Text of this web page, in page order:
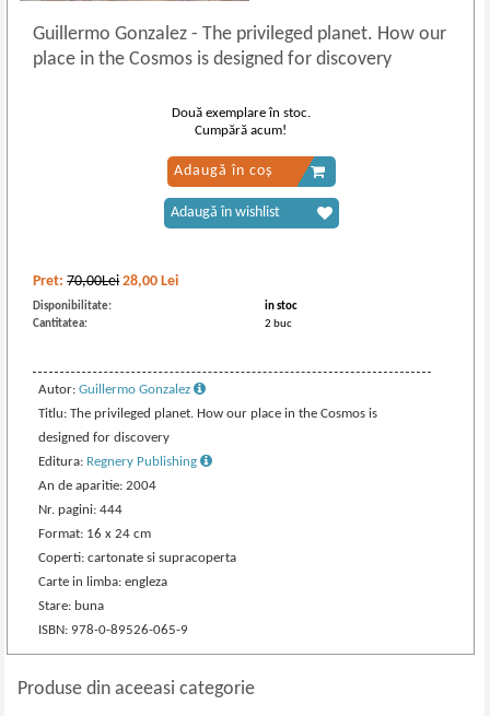
Guillermo Gonzalez- The privileged planet. How our
place in the Cosmos is designed for discovery
Pret:70,00Lei 28,00 Lei
Disponibilitate:
in stoc
Cantitatea:
2 buc
Autor:Guillermo Gonzalez
Titlu: The privileged planet. How our place in the Cosmos is
designed for discovery
Editura: Regnery Publishing
An de aparitie: 2004
Nr. pagini: 444
Format: 16 x 24 cm
Coperti: cartonate si supracoperta
Carte in limba: engleza
Stare: buna
ISBN: 978-0-89526-065-9
Două exemplare în stoc.
Cumpără acum!
Adaugă în coș
Adaugă în wishlist
Produse din aceeasi categorie